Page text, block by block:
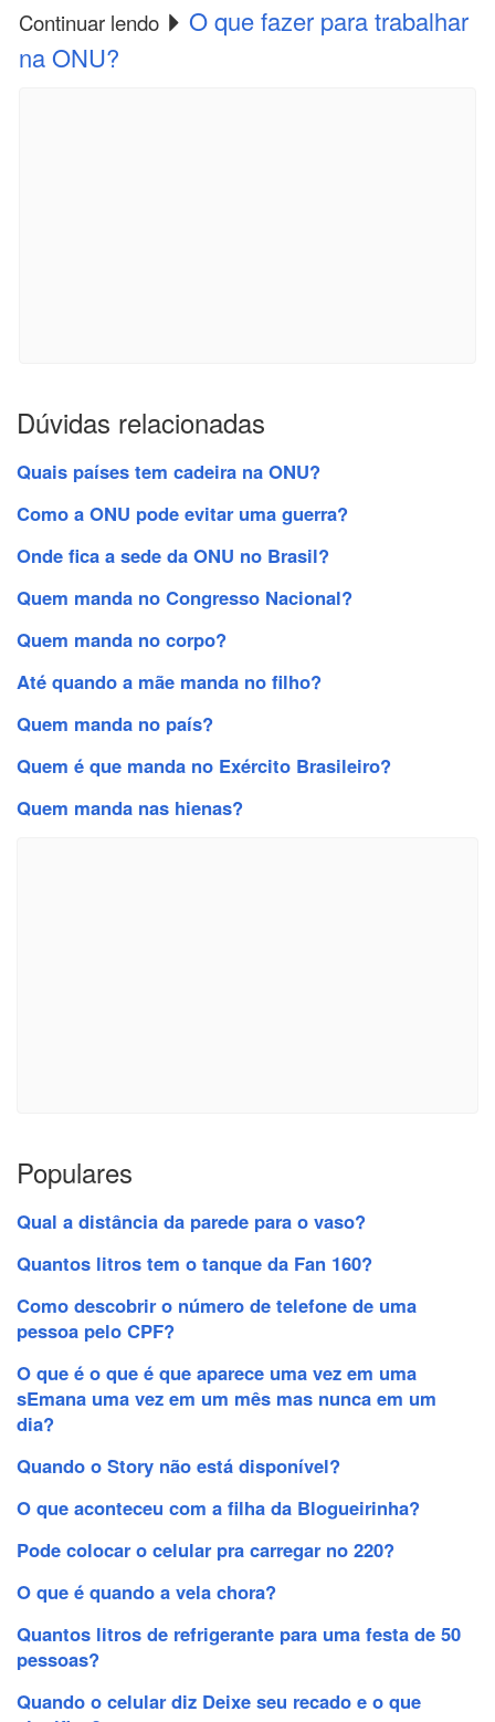
Continuar lendo
O que fazer para trabalhar
na ONU?
Dúvidas relacionadas
Quais países tem cadeira na ONU?
Como a ONU pode evitar uma guerra?
Onde fica a sede da ONU no Brasil?
Quem manda no Congresso Nacional?
Quem manda no corpo?
Até quando a mãe manda no filho?
Quem manda no país?
Quem é que manda no Exército Brasileiro?
Quem manda nas hienas?
Populares
Qual a distância da parede para o vaso?
Quantos litros tem o tanque da Fan 160?
Como descobrir o número de telefone de uma
pessoa pelo CPF?
O que é o que é que aparece uma vez em uma
sEmana uma vez em um mês mas nunca em um
dia?
Quando o Story não está disponível?
O que aconteceu com a filha da Blogueirinha?
Pode colocar o celular pra carregar no 220?
O que é quando a vela chora?
Quantos litros de refrigerante para uma festa de 50
pessoas?
Quando o celular diz Deixe seu recado e o que